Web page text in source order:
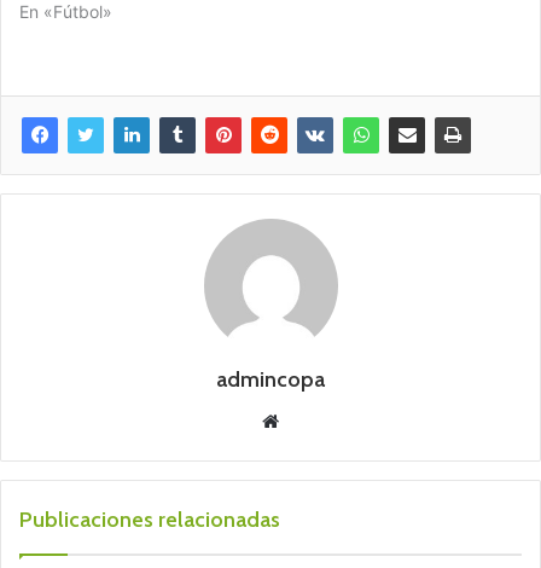
En «Fútbol»
admincopa
Sitio
Publicaciones relacionadas